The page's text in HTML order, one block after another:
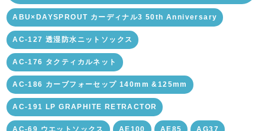
ABU×DAYSPROUT カーディナル3 50th Anniversary
AC-127 透湿防水ニットソックス
AC-176 タクティカルネット
AC-186 カーブフォーセップ 140mm &125mm
AC-191 LP GRAPHITE RETRACTOR